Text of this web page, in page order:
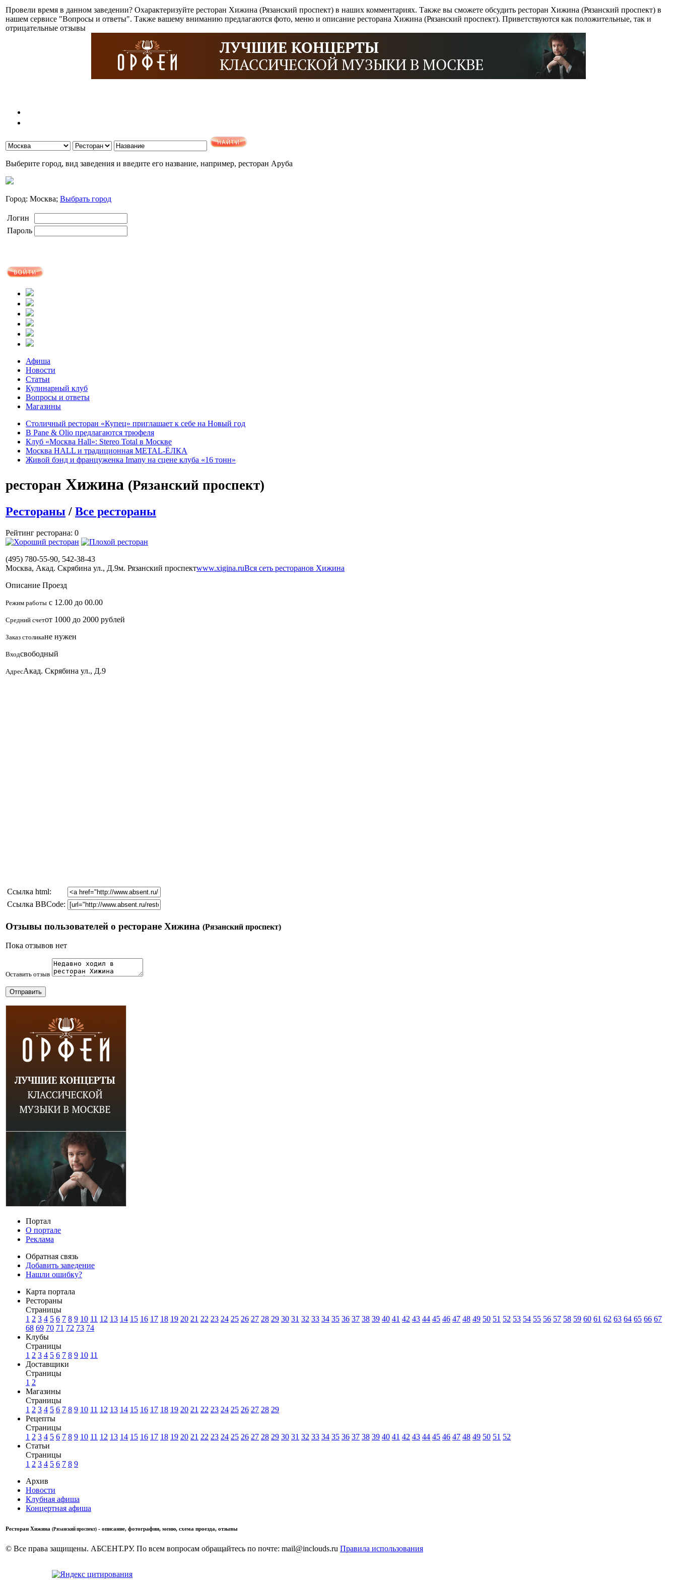
Провели время в данном заведении? Охарактеризуйте ресторан Хижина (Рязанский проспект) в наших комментариях. Также вы сможете обсудить ресторан Хижина (Рязанский проспект) в
нашем сервисе "Вопросы и ответы". Также вашему вниманию предлагаются фото, меню и описание ресторана Хижина (Рязанский проспект). Приветствуются как положительные, так и
отрицательные отзывы
Выберите город, вид заведения и введите его название, например, ресторан Аруба
Город: Москва; Выбрать город
Логин
Пароль
Афиша
Новости
Статьи
Кулинарный клуб
Вопросы и ответы
Магазины
Столичный ресторан «Купец» приглашает к себе на Новый год
В Pane & Olio предлагаются трюфеля
Клуб «Москва Hall»: Stereo Total в Москве
Москва HALL и традиционная METAL-ЁЛКА
Живой бэнд и француженка Imany на сцене клуба «16 тонн»
ресторан Хижина (Рязанский проспект)
Рестораны / Все рестораны
Рейтинг ресторана: 0
(495) 780-55-90, 542-38-43
Москва, Акад. Скрябина ул., Д.9м. Рязанский проспектwww.xigina.ruВся сеть ресторанов Хижина
Описание Проезд
Режим работы с 12.00 до 00.00
Средний счетот 1000 до 2000 рублей
Заказ столикане нужен
Входсвободный
АдресАкад. Скрябина ул., Д.9
Cсылка html:
Ссылка BBCode:
Отзывы пользователей о ресторане Хижина (Рязанский проспект)
Пока отзывов нет
Оставить отзыв
Портал
О портале
Реклама
Обратная связь
Добавить заведение
Нашли ошибку?
Карта портала
Рестораны
Страницы
1 2 3 4 5 6 7 8 9 10 11 12 13 14 15 16 17 18 19 20 21 22 23 24 25 26 27 28 29 30 31 32 33 34 35 36 37 38 39 40 41 42 43 44 45 46 47 48 49 50 51 52 53 54 55 56 57 58 59 60 61 62 63 64 65 66 67
68 69 70 71 72 73 74
Клубы
Страницы
1 2 3 4 5 6 7 8 9 10 11
Доставщики
Страницы
1 2
Магазины
Страницы
1 2 3 4 5 6 7 8 9 10 11 12 13 14 15 16 17 18 19 20 21 22 23 24 25 26 27 28 29
Рецепты
Страницы
1 2 3 4 5 6 7 8 9 10 11 12 13 14 15 16 17 18 19 20 21 22 23 24 25 26 27 28 29 30 31 32 33 34 35 36 37 38 39 40 41 42 43 44 45 46 47 48 49 50 51 52
Статьи
Страницы
1 2 3 4 5 6 7 8 9
Архив
Новости
Клубная афиша
Концертная афиша
Ресторан Хижина (Рязанский проспект) - описание, фотографии, меню, схема проезда, отзывы
© Все права защищены. АБСЕНТ.РУ. По всем вопросам обращайтесь по почте: mail@inclouds.ru Правила использования